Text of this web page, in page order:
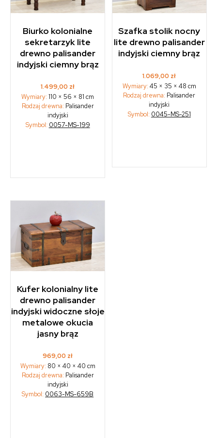
Biurko kolonialne
sekretarzyk lite
drewno palisander
indyjski ciemny brąz
1.499,00 zł
Wymiary:110 × 56 × 81 cm
Rodzaj drewna: Palisander
indyjski
Symbol: 0057-MS-199
Szafka stolik nocny
lite drewno palisander
indyjski ciemny brąz
1.069,00 zł
Wymiary: 45 × 35 × 48 cm
Rodzaj drewna: Palisander
indyjski
Symbol: 0045-MS-251
Kufer kolonialny lite
drewno palisander
indyjski widoczne słoje
metalowe okucia
jasny brąz
969,00 zł
Wymiary: 80 × 40 × 40 cm
Rodzaj drewna: Palisander
indyjski
Symbol: 0063-MS-659B